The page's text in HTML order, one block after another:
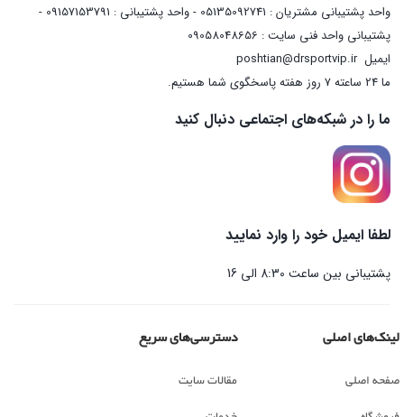
واحد پشتیبانی مشتریان : 05135092741 - واحد پشتیبانی : 09157153791 -
پشتیبانی واحد فنی سایت : 09058048656
ایمیلposhtian@drsportvip.ir
ما 24 ساعته 7 روز هفته پاسخگوی شما هستیم.
ما را در شبکه‌های اجتماعی دنبال کنید
لطفا ایمیل خود را وارد نمایید
پشتیبانی بین ساعت 8:30 الی 16
لینک‌های اصلی
صفحه اصلی
دسترسی‌های سریع
مقالات سایت